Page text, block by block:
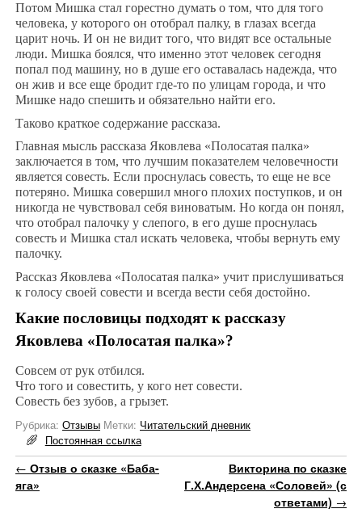
Потом Мишка стал горестно думать о том, что для того
человека, у которого он отобрал палку, в глазах всегда
царит ночь. И он не видит того, что видят все остальные
люди. Мишка боялся, что именно этот человек сегодня
попал под машину, но в душе его оставалась надежда, что
он жив и все еще бродит где-то по улицам города, и что
Мишке надо спешить и обязательно найти его.
Таково краткое содержание рассказа.
Главная мысль рассказа Яковлева «Полосатая палка»
заключается в том, что лучшим показателем человечности
является совесть. Если проснулась совесть, то еще не все
потеряно. Мишка совершил много плохих поступков, и он
никогда не чувствовал себя виноватым. Но когда он понял,
что отобрал палочку у слепого, в его душе проснулась
совесть и Мишка стал искать человека, чтобы вернуть ему
палочку.
Рассказ Яковлева «Полосатая палка» учит прислушиваться
к голосу своей совести и всегда вести себя достойно.
Какие пословицы подходят к рассказу
Яковлева «Полосатая палка»?
Совсем от рук отбился.
Что того и совестить, у кого нет совести.
Совесть без зубов, а грызет.
Рубрика: Отзывы Метки: Читательский дневник
Постоянная ссылка
Навигация по записям
← Отзыв о сказке «Баба-
яга»
Викторина по сказке
Г.Х.Андерсена «Соловей» (с
ответами) →